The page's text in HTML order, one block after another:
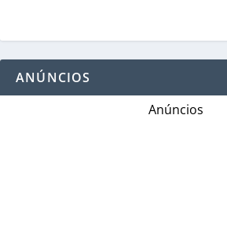
ANÚNCIOS
Anúncios